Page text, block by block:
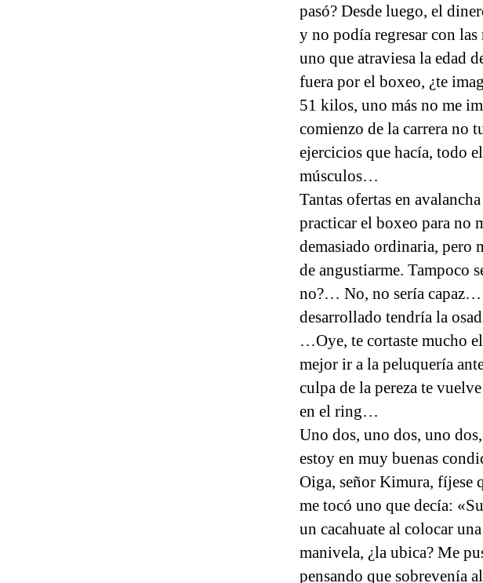
pasó? Desde luego, el
y no podía regresar con
uno que atraviesa la edad
fuera por el boxeo, ¿te
51 kilos, uno más no me
comienzo de la carrera no
ejercicios que hacía, todo
músculos…
Tantas ofertas en
practicar el boxeo para no
demasiado ordinaria, pero
de angustiarme. Tampoco
no?… No, no sería capaz…
desarrollado tendría la
…Oye, te cortaste mucho
mejor ir a la peluquería
culpa de la pereza te
en el ring…
Uno dos, uno dos, uno
estoy en muy buenas
Oiga, señor Kimura, fíjese
me tocó uno que decía:
un cacahuate al colocar
manivela, ¿la ubica? Me
pensando que sobrevenía